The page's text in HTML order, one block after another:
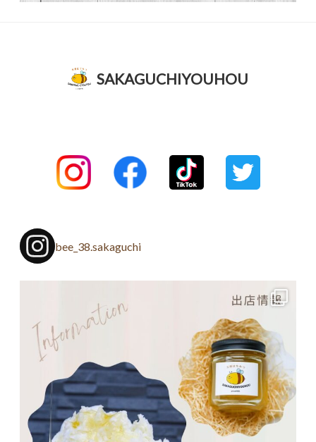
SAKAGUCHIYOUHOU
bee_38.sakaguchi